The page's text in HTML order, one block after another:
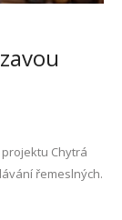
Chytrá
řemeslných.